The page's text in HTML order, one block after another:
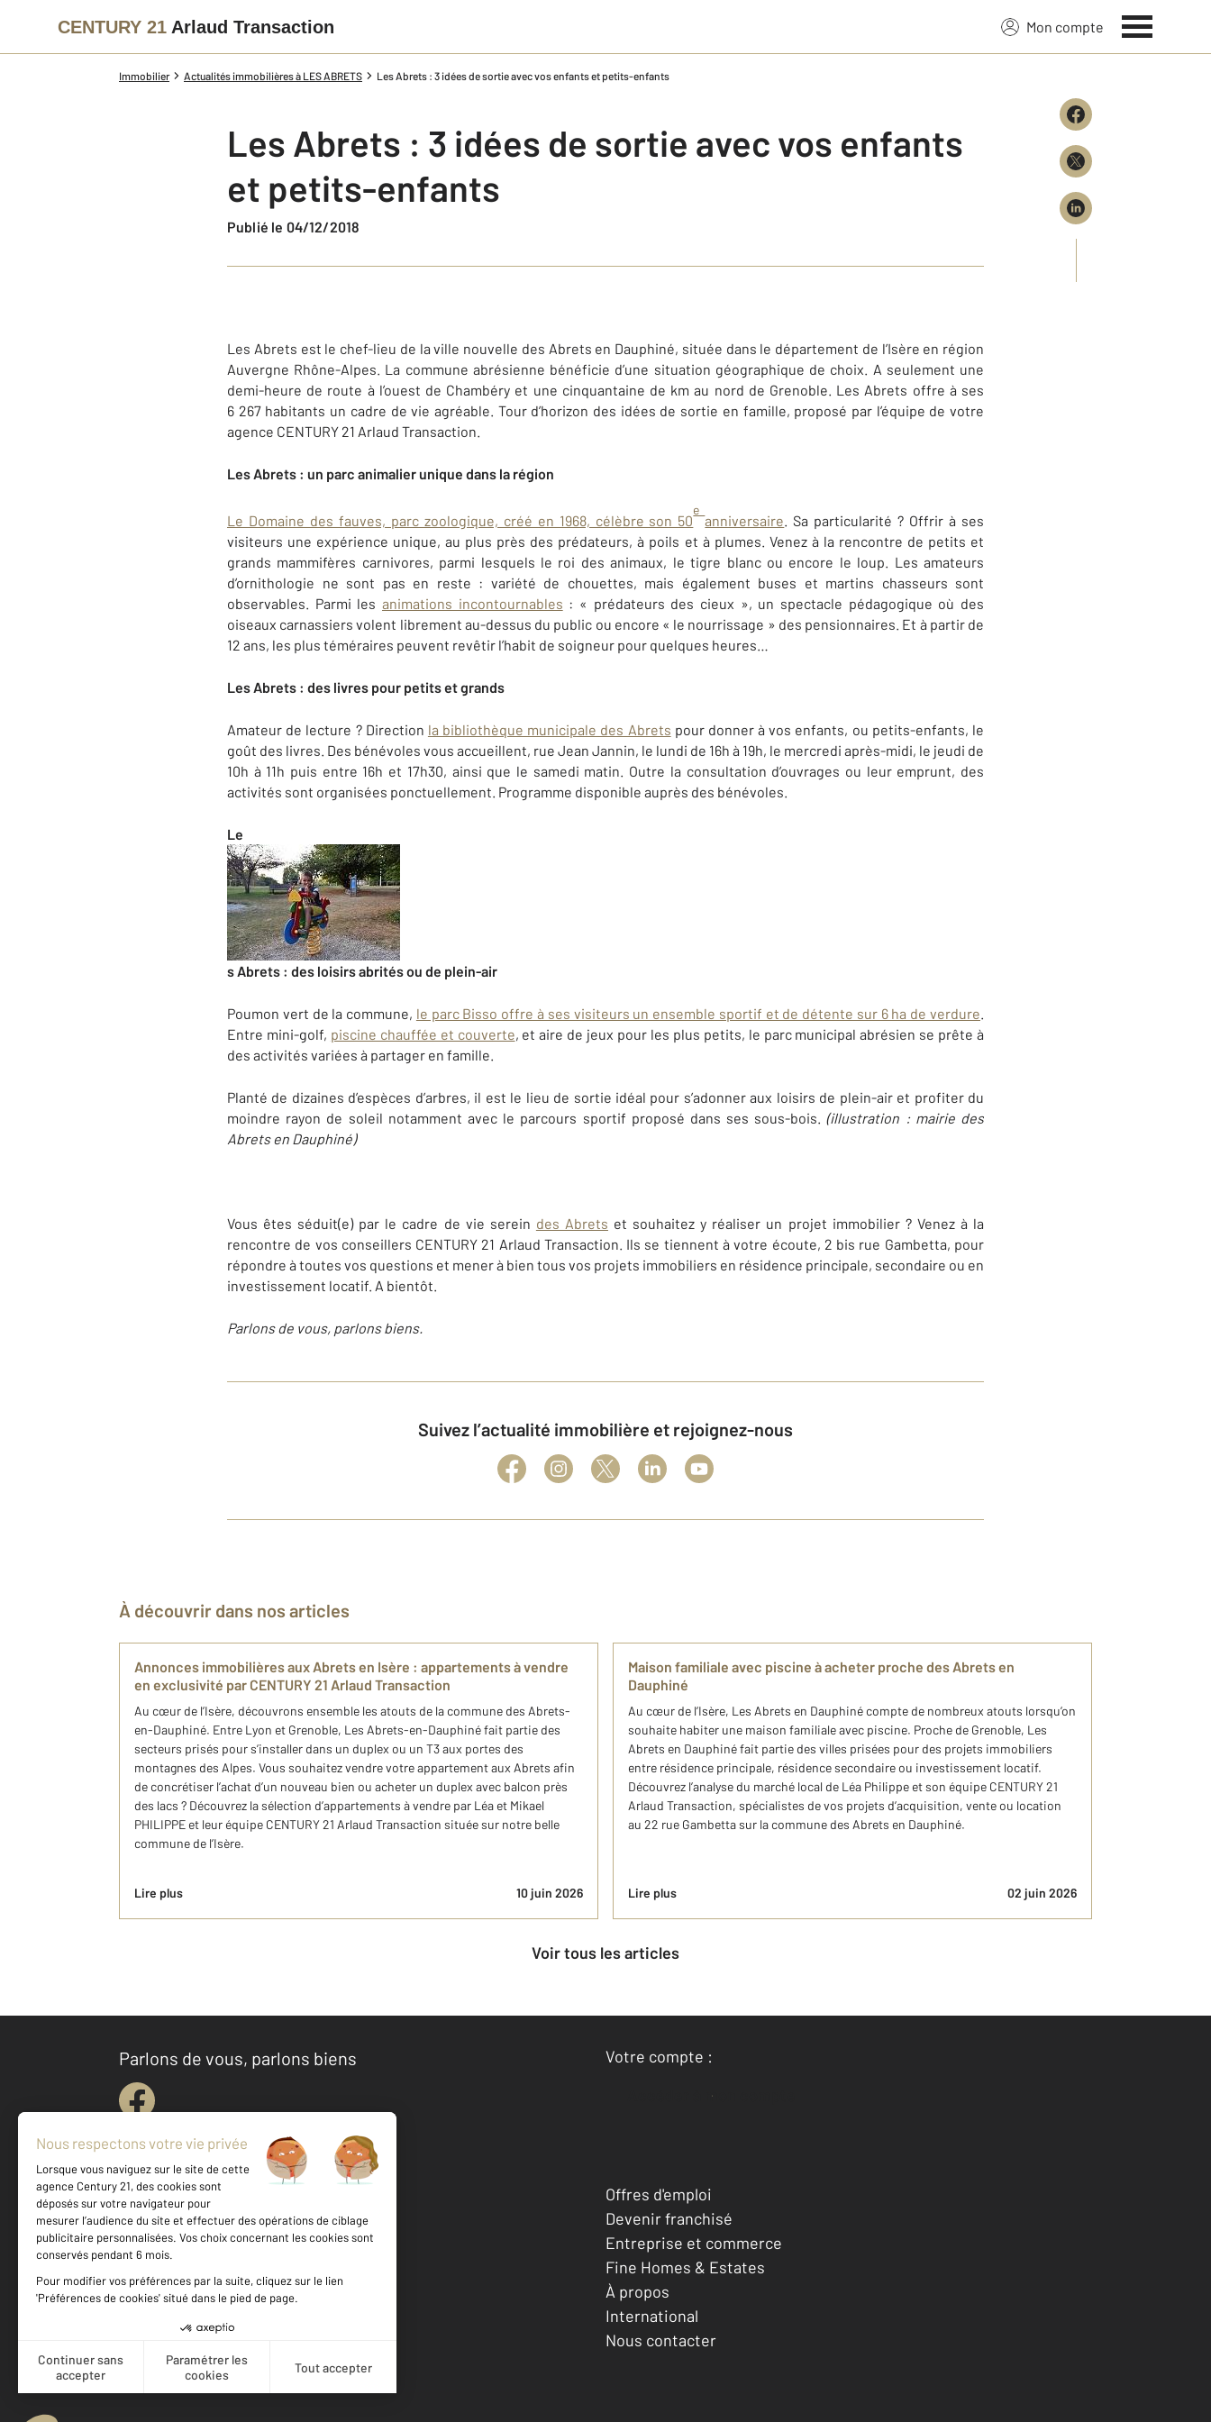
CENTURY 21 Arlaud Transaction Mon compte
Immobilier Actualités immobilières à LES ABRETS Les Abrets : 3 idées de sortie avec vos enfants et petits-enfants
Les Abrets : 3 idées de sortie avec vos enfants
et petits-enfants
Publié le 04/12/2018
Les Abrets est le chef-lieu de la ville nouvelle des Abrets en Dauphiné, située dans le département de l’Isère en région
Auvergne Rhône-Alpes. La commune abrésienne bénéficie d’une situation géographique de choix. A seulement une
demi-heure de route à l’ouest de Chambéry et une cinquantaine de km au nord de Grenoble. Les Abrets offre à ses
6 267 habitants un cadre de vie agréable. Tour d’horizon des idées de sortie en famille, proposé par l’équipe de votre
agence CENTURY 21 Arlaud Transaction.
Les Abrets : un parc animalier unique dans la région
Le Domaine des fauves, parc zoologique, créé en 1968, célèbre son 50
e
anniversaire. Sa particularité ? Offrir à ses
visiteurs une expérience unique, au plus près des prédateurs, à poils et à plumes. Venez à la rencontre de petits et
grands mammifères carnivores, parmi lesquels le roi des animaux, le tigre blanc ou encore le loup. Les amateurs
d’ornithologie ne sont pas en reste : variété de chouettes, mais également buses et martins chasseurs sont
observables. Parmi les animations incontournables : « prédateurs des cieux », un spectacle pédagogique où des
oiseaux carnassiers volent librement au-dessus du public ou encore « le nourrissage » des pensionnaires. Et à partir de
12 ans, les plus téméraires peuvent revêtir l’habit de soigneur pour quelques heures…
Les Abrets : des livres pour petits et grands
Amateur de lecture ? Direction la bibliothèque municipale des Abrets pour donner à vos enfants, ou petits-enfants, le
goût des livres. Des bénévoles vous accueillent, rue Jean Jannin, le lundi de 16h à 19h, le mercredi après-midi, le jeudi de
10h à 11h puis entre 16h et 17h30, ainsi que le samedi matin. Outre la consultation d’ouvrages ou leur emprunt, des
activités sont organisées ponctuellement. Programme disponible auprès des bénévoles.
Le
s Abrets : des loisirs abrités ou de plein-air
Poumon vert de la commune, le parc Bisso offre à ses visiteurs un ensemble sportif et de détente sur 6 ha de verdure.
Entre mini-golf, piscine chauffée et couverte, et aire de jeux pour les plus petits, le parc municipal abrésien se prête à
des activités variées à partager en famille.
Planté de dizaines d’espèces d’arbres, il est le lieu de sortie idéal pour s’adonner aux loisirs de plein-air et profiter du
moindre rayon de soleil notamment avec le parcours sportif proposé dans ses sous-bois.(illustration : mairie des
Abrets en Dauphiné)
Vous êtes séduit(e) par le cadre de vie serein des Abrets et souhaitez y réaliser un projet immobilier ? Venez à la
rencontre de vos conseillers CENTURY 21 Arlaud Transaction. Ils se tiennent à votre écoute, 2 bis rue Gambetta, pour
répondre à toutes vos questions et mener à bien tous vos projets immobiliers en résidence principale, secondaire ou en
investissement locatif. A bientôt.
Parlons de vous, parlons biens.
Suivez l’actualité immobilière et rejoignez-nous
À découvrir dans nos articles
Annonces immobilières aux Abrets ​en Isère ​: appartements à vendre
en exclusivité​ par CENTURY 21 Arlaud Transaction
Au cœur de l’Isère, découvrons ensemble les atouts de la commune des Abrets​-
en​-Dauphiné. Entre Lyon et Grenoble, Les Abrets​-en​-Dauphiné fait partie des
secteurs prisés pour s’installer dans un duplex ou un T3 aux portes des
montagnes des Alpes. Vous souhaitez vendre votre appartement aux Abrets afin
de concrétiser l’achat d’un nouveau bien ou acheter un duplex avec balcon près
des lacs ? Découvrez la sélection d’appartements à vendre par Léa et Mikael
PHILIPPE et leur équipe CENTURY 21 Arlaud Transaction située sur notre belle
commune de l’Isère.
Lire plus 10 juin 2026
Maison familiale avec piscine à acheter proche des Abrets en
Dauphiné
Au cœur de l’Isère, Les Abrets en Dauphiné compte de nombreux atouts lorsqu’on
souhaite habiter une maison familiale avec piscine. Proche de Grenoble, Les
Abrets en Dauphiné fait partie des villes prisées pour des projets immobiliers
entre résidence principale, résidence secondaire ou investissement locatif.
Découvrez l’analyse du marché local de Léa Philippe et son équipe CENTURY 21
Arlaud Transaction, spécialistes de vos projets d’acquisition, vente ou location
au 22 rue Gambetta sur la commune des Abrets en Dauphiné.
Lire plus 02 juin 2026
Voir tous les articles
Parlons de vous, parlons biens
Votre compte :
Accéder à mon compte
Votre agence est notée
Achat
Location
Offres d'emploi
Devenir franchisé
Entreprise et commerce
Fine Homes & Estates
À propos
International
Nous contacter